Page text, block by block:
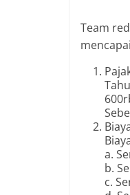
Team
a.
b.
c.